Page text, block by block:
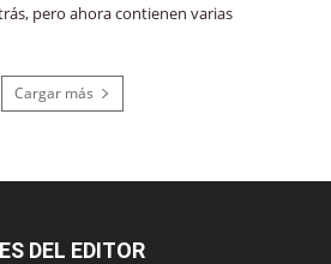
pero ahora contienen varias
Cargar más
DEL EDITOR